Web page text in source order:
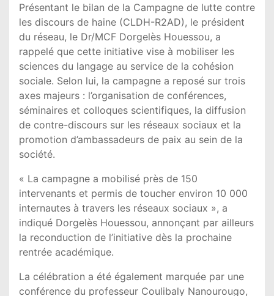
Présentant le bilan de la Campagne de lutte contre
les discours de haine (CLDH-R2AD), le président
du réseau, le Dr/MCF Dorgelès Houessou, a
rappelé que cette initiative vise à mobiliser les
sciences du langage au service de la cohésion
sociale. Selon lui, la campagne a reposé sur trois
axes majeurs : l’organisation de conférences,
séminaires et colloques scientifiques, la diffusion
de contre-discours sur les réseaux sociaux et la
promotion d’ambassadeurs de paix au sein de la
société.
« La campagne a mobilisé près de 150
intervenants et permis de toucher environ 10 000
internautes à travers les réseaux sociaux », a
indiqué Dorgelès Houessou, annonçant par ailleurs
la reconduction de l’initiative dès la prochaine
rentrée académique.
La célébration a été également marquée par une
conférence du professeur Coulibaly Nanourougo,